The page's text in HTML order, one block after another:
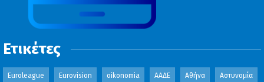
Ετικέτες
Euroleague Eurovision oikonomia ΑΑΔΕ Αθήνα Αστυνομία